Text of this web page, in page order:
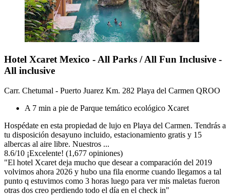
Hotel Xcaret Mexico - All Parks / All Fun Inclusive -
All inclusive
Carr. Chetumal - Puerto Juarez Km. 282 Playa del Carmen QROO
A 7 min a pie de Parque temático ecológico Xcaret
Hospédate en esta propiedad de lujo en Playa del Carmen. Tendrás a
tu disposición desayuno incluido, estacionamiento gratis y 15
albercas al aire libre. Nuestros ...
8.6/10 ¡Excelente! (1,677 opiniones)
"El hotel Xcaret deja mucho que desear a comparación del 2019
volvimos ahora 2026 y hubo una fila enorme cuando llegamos a tal
punto q estuvimos como 3 horas luego para ver mis maletas fueron
otras dos creo perdiendo todo el día en el check in"